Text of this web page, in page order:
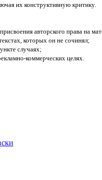
их конструктивную критику.
авторского права на
которых он не сочинял;
случаях;
коммерческих целях.